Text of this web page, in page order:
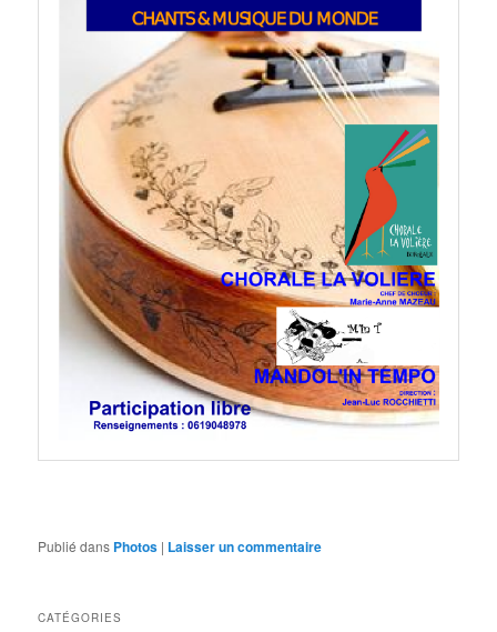
Publié dans Photos | Laisser un commentaire
CATÉGORIES